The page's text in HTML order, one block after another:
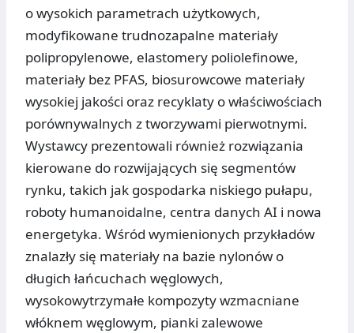
o wysokich parametrach użytkowych,
modyfikowane trudnozapalne materiały
polipropylenowe, elastomery poliolefinowe,
materiały bez PFAS, biosurowcowe materiały
wysokiej jakości oraz recyklaty o właściwościach
porównywalnych z tworzywami pierwotnymi.
Wystawcy prezentowali również rozwiązania
kierowane do rozwijających się segmentów
rynku, takich jak gospodarka niskiego pułapu,
roboty humanoidalne, centra danych AI i nowa
energetyka. Wśród wymienionych przykładów
znalazły się materiały na bazie nylonów o
długich łańcuchach węglowych,
wysokowytrzymałe kompozyty wzmacniane
włóknem węglowym, pianki zalewowe